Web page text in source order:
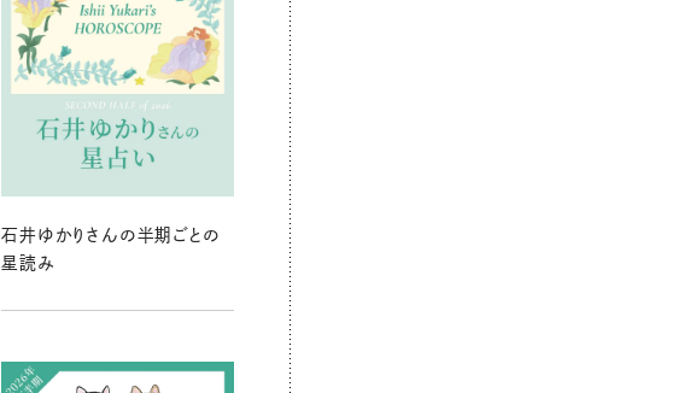
石井ゆかりさんの半期ごとの
星読み